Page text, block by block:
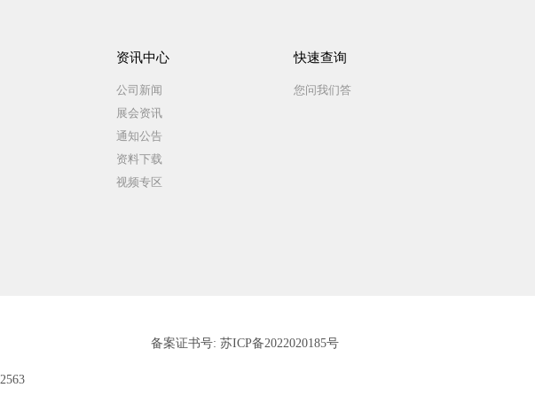
资讯中心
公司新闻
展会资讯
通知公告
资料下载
视频专区
快速查询
您问我们答
备案证书号: 苏ICP备2022020185号